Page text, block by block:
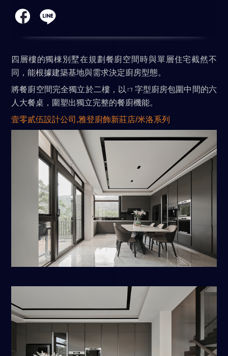
四層樓的獨棟別墅在規劃餐廚空間時與單層住宅截然不
同，能根據建築基地與需求決定廚房型態。
將餐廚空間完全獨立於二樓，以ㄇ字型廚房包圍中間的六
人大餐桌，圍塑出獨立完整的餐廚機能。
壹零貳伍設計公司,雅登廚飾新莊店/米洛系列